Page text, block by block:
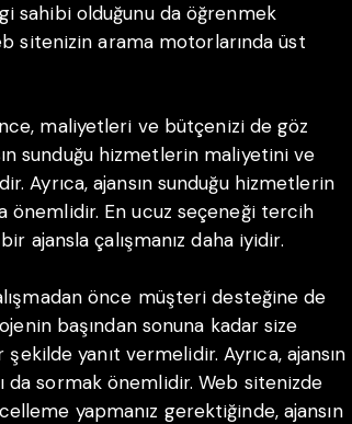
sahibi olduğunu da öğrenmek
sitenizin arama motorlarında üst
maliyetleri ve bütçenizi de göz
sunduğu hizmetlerin maliyetini ve
Ayrıca, ajansın sunduğu hizmetlerin
önemlidir. En ucuz seçeneği tercih
ajansla çalışmanız daha iyidir.
önce müşteri desteğine de
başından sonuna kadar size
şekilde yanıt vermelidir. Ayrıca, ajansın
da sormak önemlidir. Web sitenizde
yapmanız gerektiğinde, ajansın